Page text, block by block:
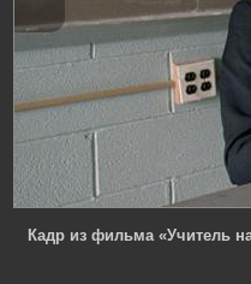
Кадр из фильма «Учитель